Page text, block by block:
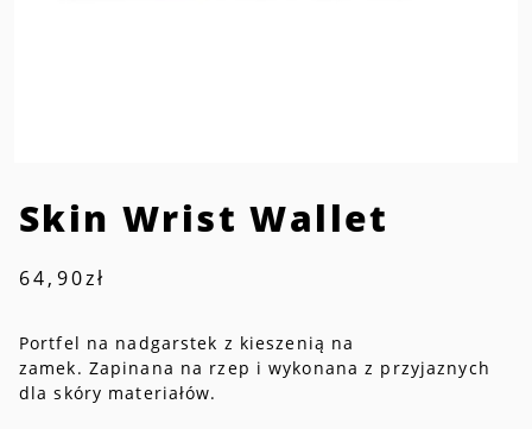
Skin Wrist Wallet
64,90zł
Portfel na nadgarstek z kieszenią na
zamek. Zapinana na rzep i wykonana z przyjaznych
dla skóry materiałów.